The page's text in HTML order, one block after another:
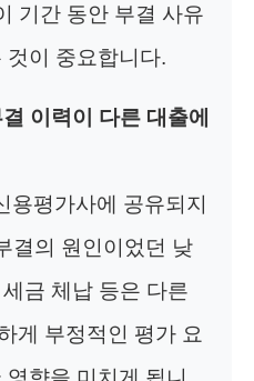
기간 동안 부결 사유
것이 중요합니다.
이력이 다른 대출에
용평가사에 공유되지
결의 원인이었던 낮
금 체납 등은 다른
게 부정적인 평가 요